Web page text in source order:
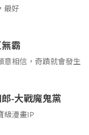
最好
霸
意相信，奇蹟就會發生
-大戰魔鬼黨
級漫畫IP